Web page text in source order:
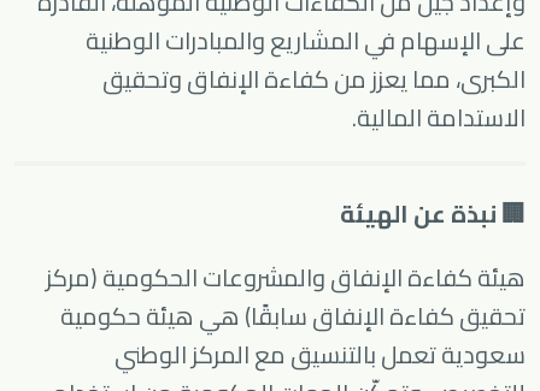
على الإسهام في المشاريع والمبادرات الوطنية
الكبرى، مما يعزز من كفاءة الإنفاق وتحقيق
الاستدامة المالية.
🏢 نبذة عن الهيئة
هيئة كفاءة الإنفاق والمشروعات الحكومية (مركز
تحقيق كفاءة الإنفاق سابقًا) هي هيئة حكومية
سعودية تعمل بالتنسيق مع المركز الوطني